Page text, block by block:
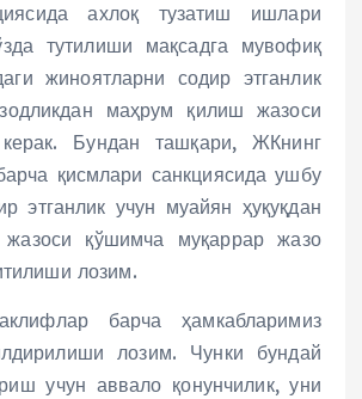
ахлоқ тузатиш ишлари
тутилиши мақсадга мувофиқ
жиноятларни содир этганлик
маҳрум қилиш жазоси
Бундан ташқари, ЖКнинг
қисм­лари санкциясида ушбу
этганлик учун муайян ҳуқуқдан
қўшимча муқаррар жазо
лозим.
барча ҳамкабларимиз
лозим. Чунки бундай
учун аввало қонунчилик, уни